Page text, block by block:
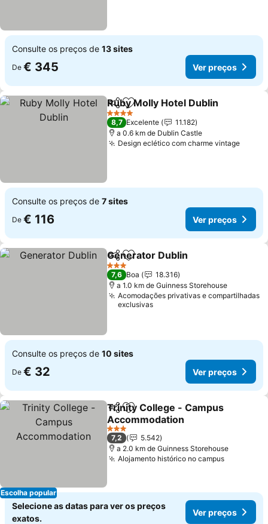
Consulte os preços de 13 sites
De € 345 Ver preços
PartilharAdicionar aos favoritos
Ruby Molly Hotel Dublin
4 Estrelas
8,7 Excelente
11.182
a 0.6 km de Dublin Castle
Design eclético com charme vintageVer
Consulte os preços de 7 sites
De € 116 Ver preços
PartilharAdicionar aos favoritos
Generator Dublin
3 Estrelas
7,6 Boa
18.316
a 1.0 km de Guinness Storehouse
Acomodações privativas e compartilhadas
exclusivas
Consulte os preços de 10 sites
De € 32 Ver preços
Escolha popular
PartilharAdicionar aos favoritos
Trinity College - Campus
Accommodation
Ver preços
3 Estrelas
7,2
5.542
a 2.0 km de Guinness Storehouse
Alojamento histórico no campusVer
Selecione as datas para ver os preços
exatos.
Ver preços